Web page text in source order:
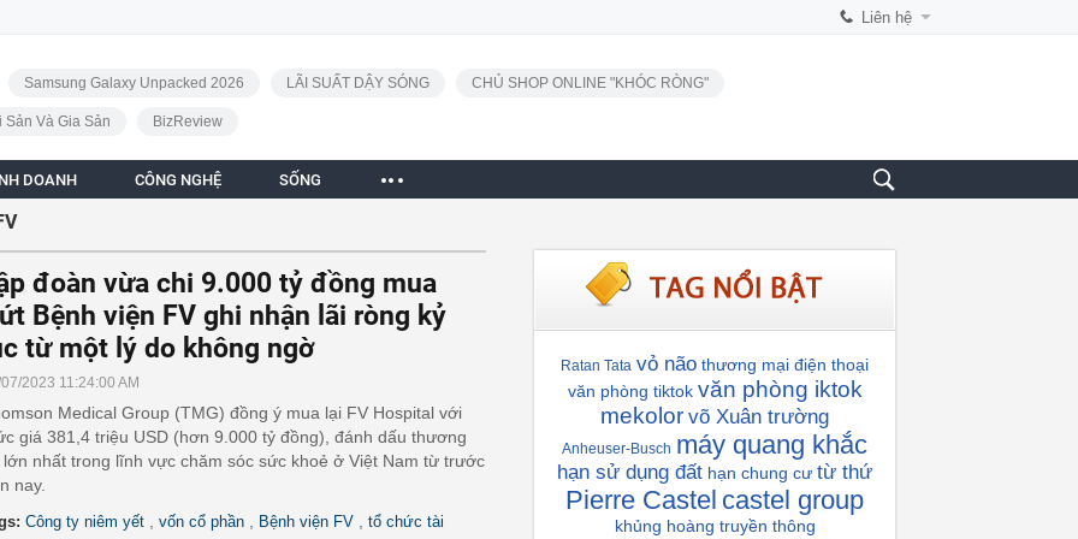
Liên hệ
Samsung Galaxy Unpacked 2026 LÃI SUẤT DẬY SÓNG CHỦ SHOP ONLINE "KHÓC RÒNG"
Sản Và Gia Sản BizReview
DOANH CÔNG NGHỆ SỐNG
đoàn vừa chi 9.000 tỷ đồng mua
Bệnh viện FV ghi nhận lãi ròng kỷ
từ một lý do không ngờ
2023 11:24:00 AM
Medical Group (TMG) đồng ý mua lại FV Hospital với
giá 381,4 triệu USD (hơn 9.000 tỷ đồng), đánh dấu thương
lớn nhất trong lĩnh vực chăm sóc sức khoẻ ở Việt Nam từ trước
nay.
Công ty niêm yết vốn cổ phần Bệnh viện FV
tổ chức tài
Ratan Tata vỏ não thương mại điện thoại
văn phòng tiktok văn phòng iktok
mekolor võ Xuân trường
Anheuser-Busch máy quang khắc
hạn sử dụng đất hạn chung cư từ thứ
Pierre Castel castel group
khủng hoàng truyền thông